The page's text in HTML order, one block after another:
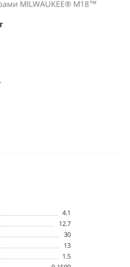
MILWAUKEE® M18™
4.1
12.7
30
13
1.5